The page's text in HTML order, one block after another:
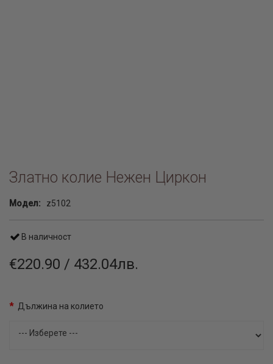
Златно колие Нежен Циркон
Модел: z5102
В наличност
€220.90 / 432.04лв.
Дължина на колието